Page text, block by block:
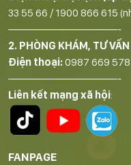
33 55 66 / 1900 866 615
——————————-
2. PHÒNG KHÁM, TƯ
Điện thoại:0987 669 578
——————————-
Liên kết mạng xã hội:
FANPAGE